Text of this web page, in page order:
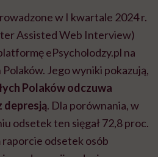
w I kwartale 2024 r.
Assisted Web Interview)
ePsycholodzy.pl na
Jego wyniki pokazują,
Polaków odczuwa
depresją. Dla porównania, w
odsetek ten sięgał 72,8 proc.
odsetek osób